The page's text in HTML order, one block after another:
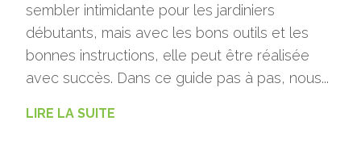
sembler intimidante pour les jardiniers
débutants, mais avec les bons outils et les
bonnes instructions, elle peut être réalisée
avec succès. Dans ce guide pas à pas, nous...
LIRE LA SUITE